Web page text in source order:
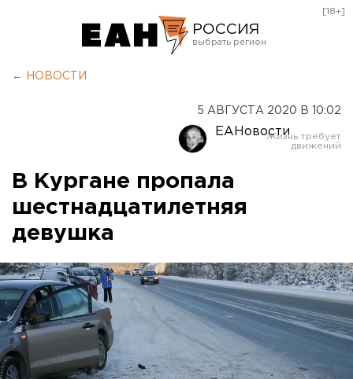
РОССИЯ
Оренбург
[18+]
← НОВОСТИ
5 АВГУСТА 2020 В 10:02
ЕАНовости
В Кургане пропала
шестнадцатилетняя
девушка